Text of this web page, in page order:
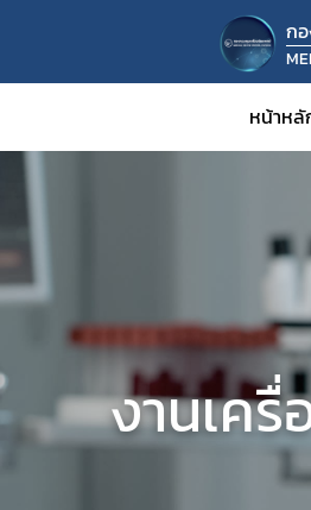
ก
หน้าหลั
งานเค